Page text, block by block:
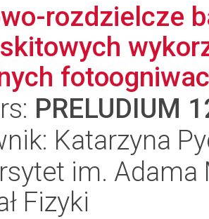
rozdzielcze
PRELUDIUM
Katarzyna
im.
Fizyki